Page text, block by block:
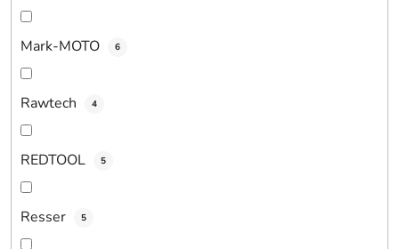
Mark-MOTO 6
Rawtech 4
REDTOOL 5
Resser 5